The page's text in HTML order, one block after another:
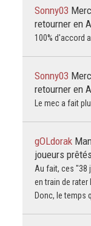
Sonny03
retourner en
100% d'accord
Sonny03
retourner en
Le mec a fait
gOLdorak
joueurs
Au fait, ces "38
en train de rater
Donc, le temps